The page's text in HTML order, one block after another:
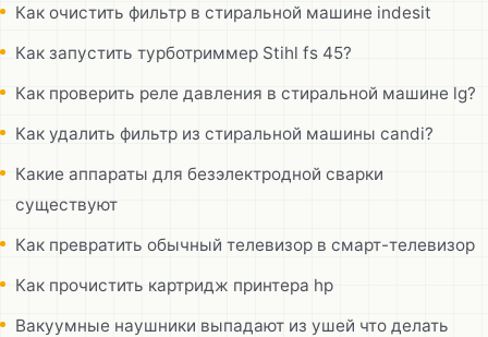
Как очистить фильтр в стиральной машине indesit
Как запустить турботриммер Stihl fs 45?
Как проверить реле давления в стиральной машине lg?
Как удалить фильтр из стиральной машины candi?
Какие аппараты для безэлектродной сварки
существуют
Как превратить обычный телевизор в смарт-телевизор
Как прочистить картридж принтера hp
Вакуумные наушники выпадают из ушей что делать